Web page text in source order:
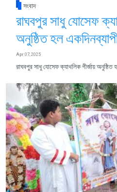
সংবাদ
রাঘবপুর সাধু যোসেফ
অনুষ্ঠিত হল একদিনব্যাপী
Apr 07, 2025
রাঘবপুর সাধু যোসেফ ক্যাথলিক গীর্জায় অনুষ্ঠিত